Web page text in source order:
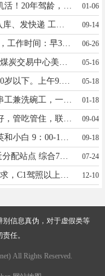
01-06
09-14
招聘找一个吃苦耐劳，年龄40-50岁，工作时间：早3.30-11.30，下午4-7点 不供饭 装卸，送货，杂活，试用期一个月5000后期可加 电话13653602118 厂址：杏花岭区红沟中街 06-26
05-16
05-18
文兴路上上签煮串串火锅店招聘串串工兼洗碗工，一个月4000，18503516628 01-18
09-04
09-18
小象超市直招配送员 太原6城区就近分配站点 综合7000-9000 薪资 周预支 1️⃣提供住宿（不住有补帖300） 2️⃣提供车辆（有大额补贴3000） 3️⃣待业补贴（综合700左右） 4️⃣距离➕重量➕全勤➕冲单➕高温➕夜间补贴➕工龄奖各项补贴➕入职上骑行意外险 5️⃣0元入职/无押金 ❤️外地来的可报销路费 单量稳定不缺单长期有清晰晋升渠道 年纪18-55周岁❤️ 门店及缺人 联系咨询：15798254571 07-24
12-10
信息真伪，对于虚假类等
任。
All Rights Reserved.